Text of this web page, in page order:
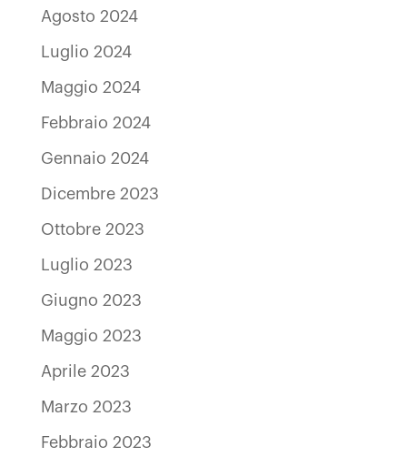
Agosto 2024
Luglio 2024
Maggio 2024
Febbraio 2024
Gennaio 2024
Dicembre 2023
Ottobre 2023
Luglio 2023
Giugno 2023
Maggio 2023
Aprile 2023
Marzo 2023
Febbraio 2023